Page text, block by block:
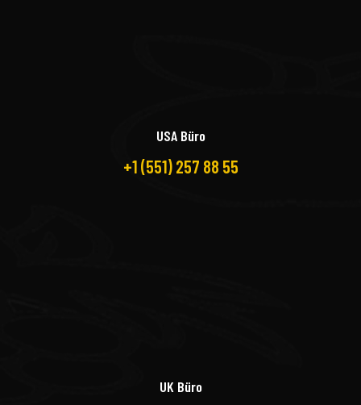
USA Büro
+1 (551) 257 88 55
UK Büro